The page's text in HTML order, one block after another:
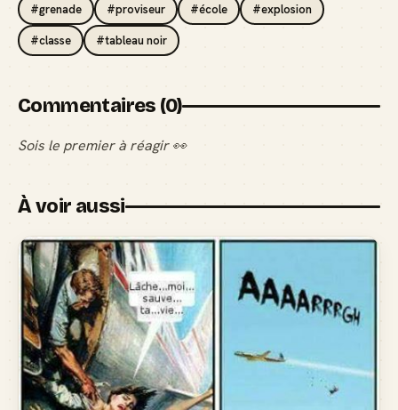
#grenade #proviseur #école #explosion
#classe #tableau noir
Commentaires (0)
Sois le premier à réagir 👀
À voir aussi